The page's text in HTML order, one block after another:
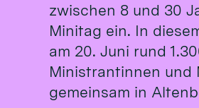
zwischen 8 und 30
Minitag ein. In
am 20. Juni rund
Ministrantinnen und
gemeinsam in